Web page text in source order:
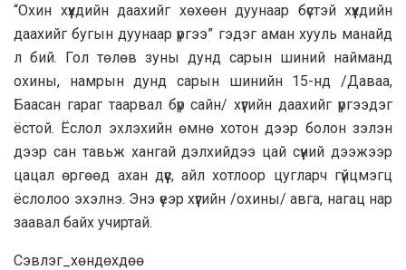
“Охин хүүхдийн даахийг хөхөөн дуунаар бүстэй хүүхдийн
даахийг бугын дуунаар үргээ” гэдэг аман хууль манайд
л бий. Гол төлөв зуны дунд сарын шиний найманд
охины, намрын дунд сарын шинийн 15-нд /Даваа,
Баасан гараг таарвал бүр сайн/ хүүгийн даахийг үргээдэг
ёстой. Ёслол эхлэхийн өмнө хотон дээр болон зэлэн
дээр сан тавьж хангай дэлхийдээ цай сүүний дээжээр
цацал өргөөд ахан дүүс, айл хотлоор цугларч гүйцмэгц
ёслолоо эхэлнэ. Энэ үеэр хүүгийн /охины/ авга, нагац нар
заавал байх учиртай.
Сэвлэг_хөндөхдөө